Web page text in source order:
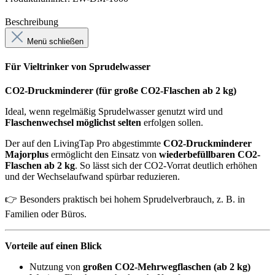
Beschreibung
Menü schließen
Für Vieltrinker von Sprudelwasser
CO2-Druckminderer (für große CO2-Flaschen ab 2 kg)
Ideal, wenn regelmäßig Sprudelwasser genutzt wird und
Flaschenwechsel möglichst selten erfolgen sollen.
Der auf den LivingTap Pro abgestimmte CO2-Druckminderer
Majorplus ermöglicht den Einsatz von wiederbefüllbaren CO2-
Flaschen ab 2 kg. So lässt sich der CO2-Vorrat deutlich erhöhen
und der Wechselaufwand spürbar reduzieren.
👉 Besonders praktisch bei hohem Sprudelverbrauch, z. B. in
Familien oder Büros.
Vorteile auf einen Blick
Nutzung von großen CO2-Mehrwegflaschen (ab 2 kg)